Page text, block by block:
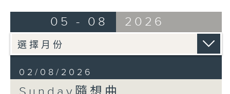
05 - 08 2026
02/08/2026